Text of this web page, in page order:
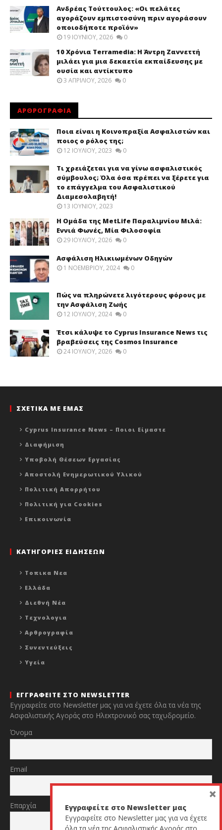
Ανδρέας Τούττουλος: «Οι πελάτες
αγοράζουν εμπιστοσύνη πριν αγοράσουν
οποιοδήποτε προϊόν»
19 ΙΟΥΝΊΟΥ, 2026 0
10 Χρόνια Terramedia: Η Άντρη Ζαννεττή
μιλάει για μια δεκαετία εκπαίδευσης με
ουσία και αντίκτυπο
3 ΑΠΡΙΛΊΟΥ, 2026 0
ΑΡΘΡΟΓΡΑΦΙΑ
Ποια είναι η Κοινοπραξία Ασφαλιστών και
ποιος ο ρόλος της;
12 ΙΟΥΛΊΟΥ, 2023 0
Τι χρειάζεται για να γίνω ασφαλιστικός
σύμβουλος; Όλα όσα πρέπει να ξέρετε για
το επάγγελμα του Ασφαλιστικού
Διαμεσολαβητή!
13 ΙΟΥΝΊΟΥ, 2023
Η Ομάδα της MetLife Παραλιμνίου Μιλά:
Εννιά Φωνές, Μία Φιλοσοφία
29 ΙΟΥΛΊΟΥ, 2026 0
Ασφάλιση Ηλικιωμένων Οδηγών
1 ΝΟΕΜΒΡΊΟΥ, 2024 0
Πώς να πληρώνετε λιγότερους φόρους με
την Ασφάλιση Ζωής
12 ΙΟΥΛΊΟΥ, 2024 0
Έτσι κάλυψε το Cyprus Insurance News τις
βραβεύσεις της Cosmos Insurance
24 ΙΟΥΛΊΟΥ, 2026 0
ΣΧΕΤΙΚΑ ΜΕ ΕΜΑΣ
Cyprus Insurance News – Ποιοι Είμαστε
Διαφήμιση
Υποβολή Θέσεων Εργασίας
Αποστολή Ενημερωτικού Υλικού
Πολιτική Απορρήτου
Πολιτική για Cookies
Επικοινωνία
ΚΑΤΗΓΟΡΙΕΣ ΕΙΔΗΣΕΩΝ
Τοπικα Νεα
Ελλάδα
Διεθνή Νέα
Τεχνολογια
Αρθρογραφία
Συνεντεύξεις
Υγεία
ΕΓΓΡΑΦΕΙΤΕ ΣΤΟ NEWSLETTER
Εγγραφείτε στο Newsletter μας για να έχετε όλα τα νέα της
Ασφαλιστικής Αγοράς στο Ηλεκτρονικό σας ταχυδρομείο.
Όνομα
Email
Επαρχία
Εγγραφείτε στο Newsletter μας
Εγγραφείτε στο Newsletter μας για να έχετε
×